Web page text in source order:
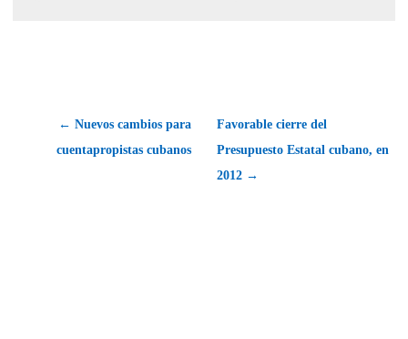
← Nuevos cambios para
cuentapropistas cubanos
Favorable cierre del
Presupuesto Estatal cubano, en
2012 →